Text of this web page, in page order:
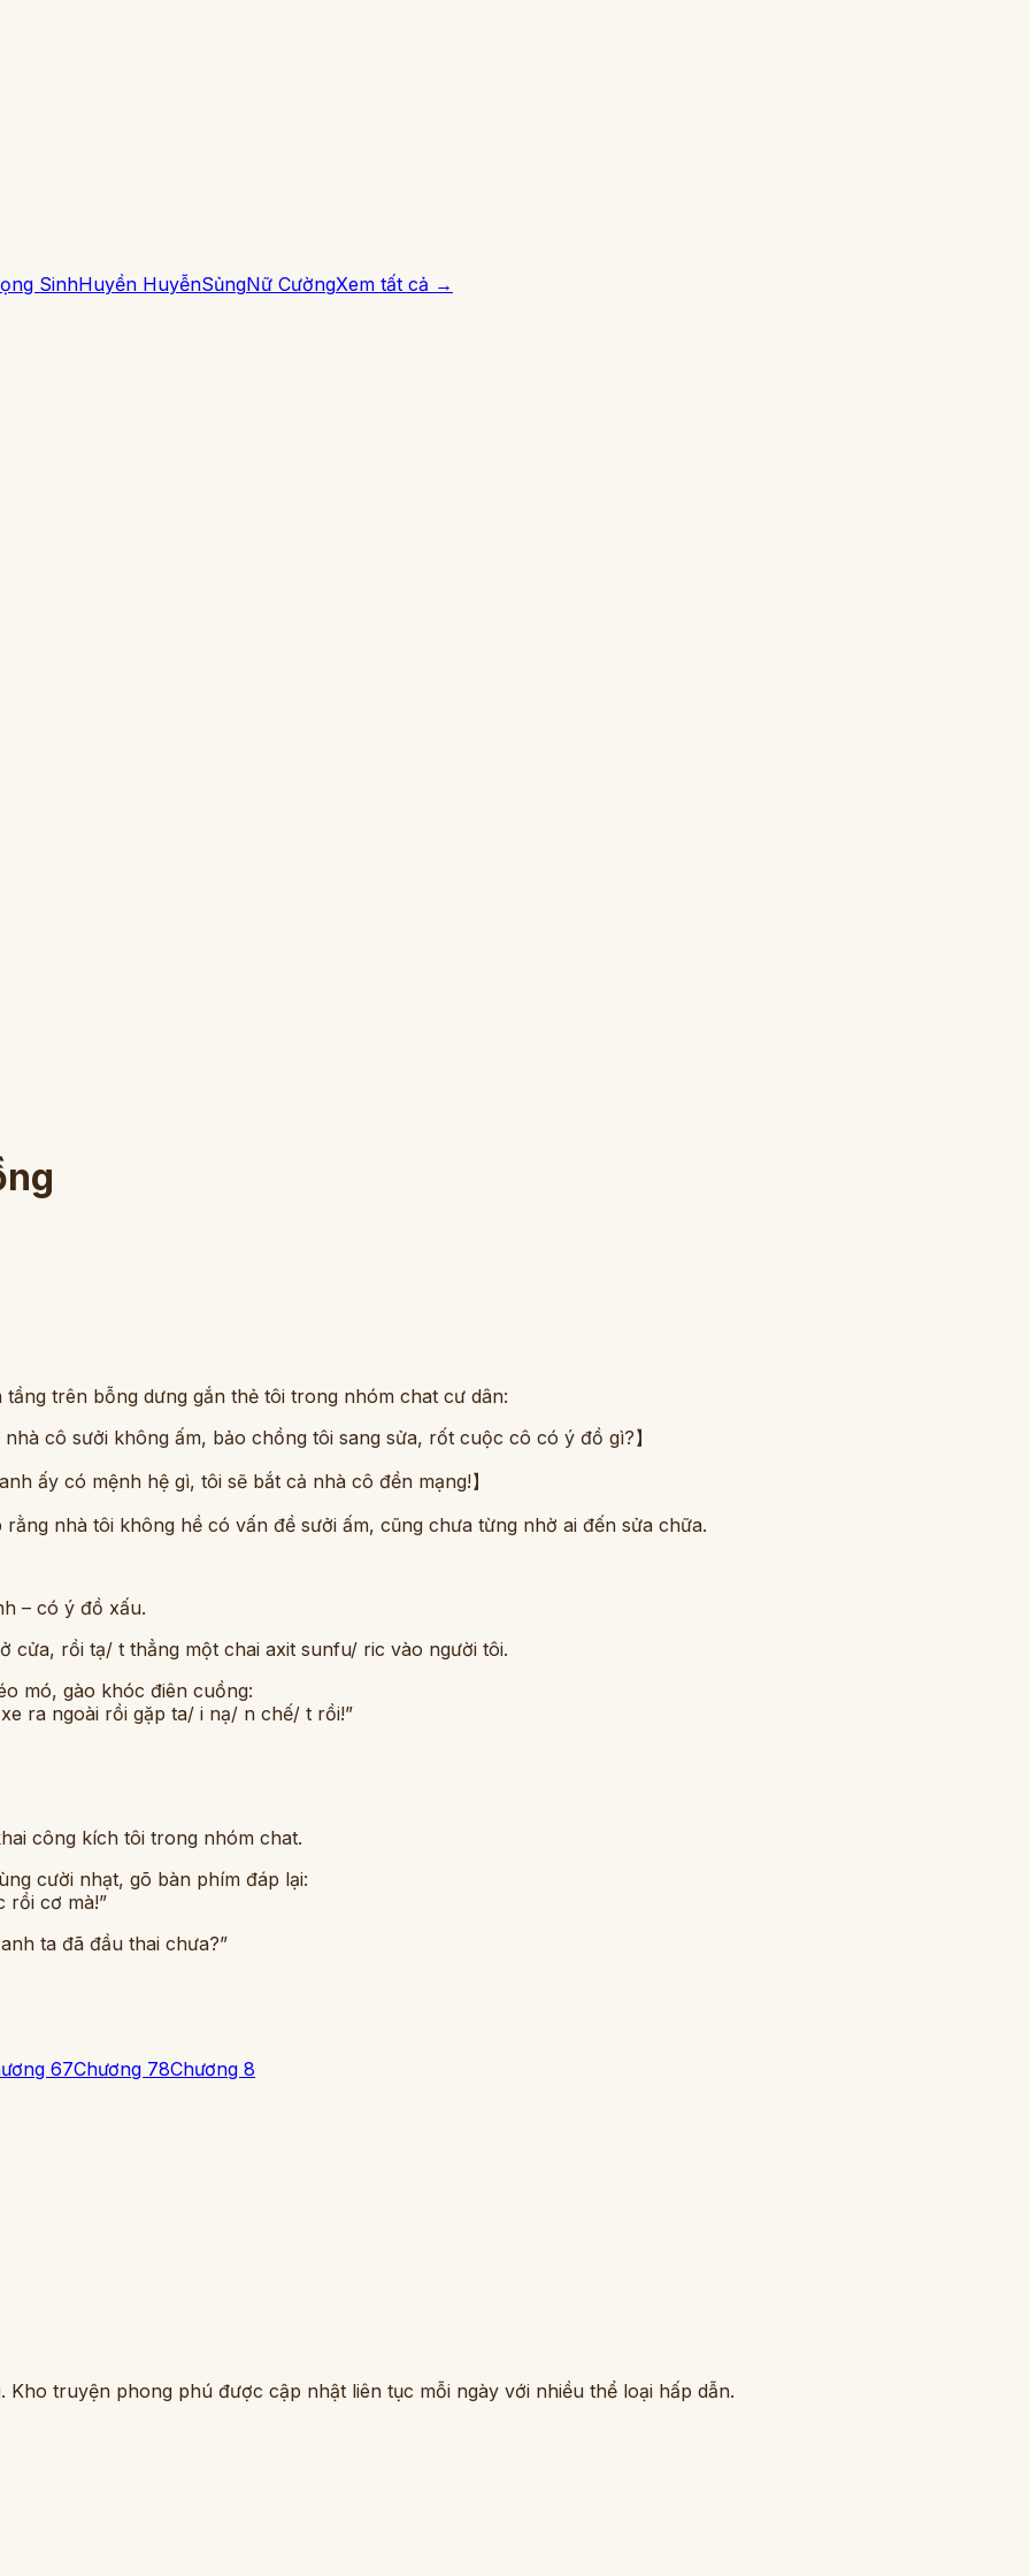
SinhHuyền HuyễnSủngNữ CườngXem tất cả →
trên bỗng dưng gắn thẻ tôi trong nhóm chat cư dân:
cô sưởi không ấm, bảo chồng tôi sang sửa, rốt cuộc cô có ý đồ gì?】
ấy có mệnh hệ gì, tôi sẽ bắt cả nhà cô đền mạng!】
nhà tôi không hề có vấn đề sưởi ấm, cũng chưa từng nhờ ai đến sửa chữa.
– có ý đồ xấu.
cửa, rồi tạ/ t thẳng một chai axit sunfu/ ric vào người tôi.
mó, gào khóc điên cuồng:
ra ngoài rồi gặp ta/ i nạ/ n chế/ t rồi!”
công kích tôi trong nhóm chat.
cười nhạt, gõ bàn phím đáp lại:
rồi cơ mà!”
ta đã đầu thai chưa?”
67Chương 78Chương 8
truyện phong phú được cập nhật liên tục mỗi ngày với nhiều thể loại hấp dẫn.